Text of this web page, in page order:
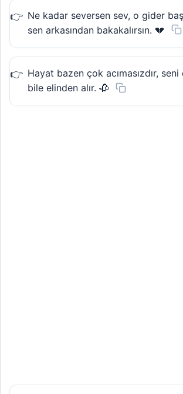
Ne kadar seversen sev, o gider
sen arkasından bakakalırsın. 💔
Hayat bazen çok acımasızdır,
bile elinden alır. 🥀